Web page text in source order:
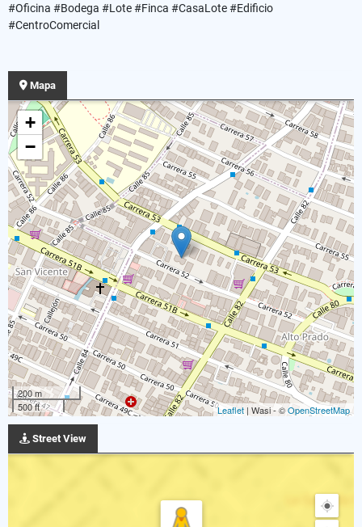
#Oficina #Bodega #Lote #Finca #CasaLote #Edificio
#CentroComercial
Mapa
+
−
200 m
500 ft
Leaflet | Wasi - ©OpenStreetMap
Street View